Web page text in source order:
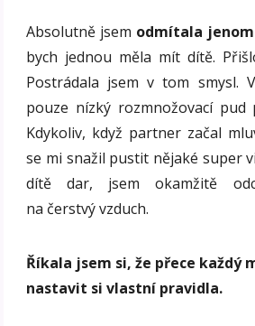
Absolutně jsem odmítala
bych jednou měla mít dítě.
Postrádala jsem v tom smysl.
pouze nízký rozmnožovací
Kdykoliv, když partner začal
se mi snažil pustit nějaké super
dítě dar, jsem okamžitě
na čerstvý vzduch.
Říkala jsem si, že přece každý
nastavit si vlastní pravidla.